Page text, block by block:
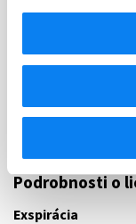
D10
D10AD
Podrobnosti o
Exspirácia